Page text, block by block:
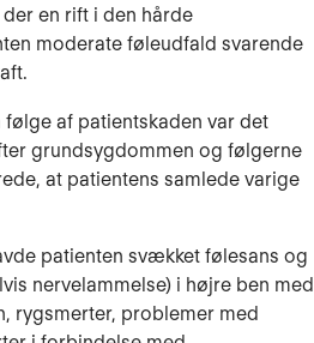
en rift i den hårde
moderate føleudfald svarende
af patientskaden var det
grundsygdommen og følgerne
at patientens samlede varige
patienten svækket følesans og
nervelammelse) i højre ben med
rygsmerter, problemer med